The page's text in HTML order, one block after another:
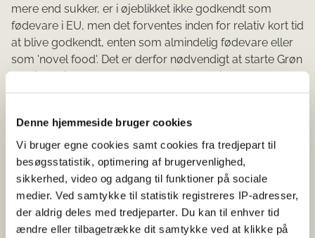
Denne hjemmeside bruger cookies
Vi bruger egne cookies samt cookies fra tredjepart til
besøgsstatistik, optimering af brugervenlighed,
sikkerhed, video og adgang til funktioner på sociale
medier. Ved samtykke til statistik registreres IP-adresser,
der aldrig deles med tredjeparter. Du kan til enhver tid
ændre eller tilbagetrække dit samtykke ved at klikke på
mere end sukker, er i øjeblikket ikke godkendt som
fødevare i EU, men det forventes inden for relativ kort tid
at blive godkendt, enten som almindelig fødevare eller
som 'novel food'. Det er derfor nødvendigt at starte Grøn
Stevia projektet allerede nu, for at være i en klar
førerposition når godkendelsen kommer. De involverede
ansøgning om godkendelse i EU. Resultatet giver
mulighed for at fremstille økologiske fødevarer sødet
med økologisk steviol-glycosid fra økologisk dyrkede
danske steviaplanter. Steviaproduktet vil sænke
sukkerforbruget væsentligt og dermed reducere
forekomsten af fedme og diabetes, der i øjeblikket
koster samfundet 14 mia. kr. pr. år. Projektet vil i fase 1